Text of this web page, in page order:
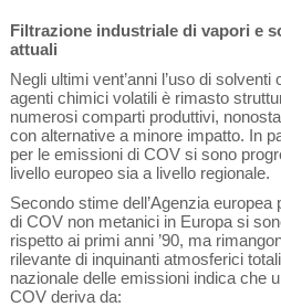
Filtrazione industriale di vapori e
attuali
Negli ultimi vent’anni l’uso di
agenti chimici volatili è rimasto
numerosi comparti produttivi,
con alternative a minore impatto. In
per le emissioni di COV si sono
livello europeo sia a livello regionale.
Secondo stime dell’Agenzia europea
di COV non metanici in Europa si
rispetto ai primi anni ’90, ma
rilevante di inquinanti atmosferici
nazionale delle emissioni indica che
COV deriva da: